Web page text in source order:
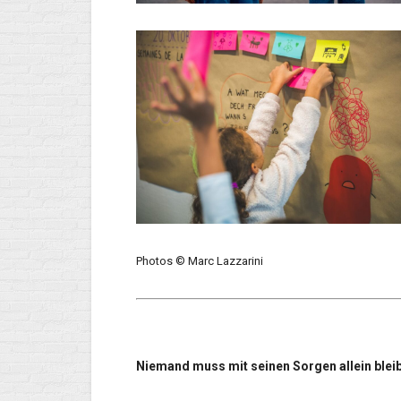
Photos © Marc Lazzarini
Niemand muss mit seinen Sorgen allein